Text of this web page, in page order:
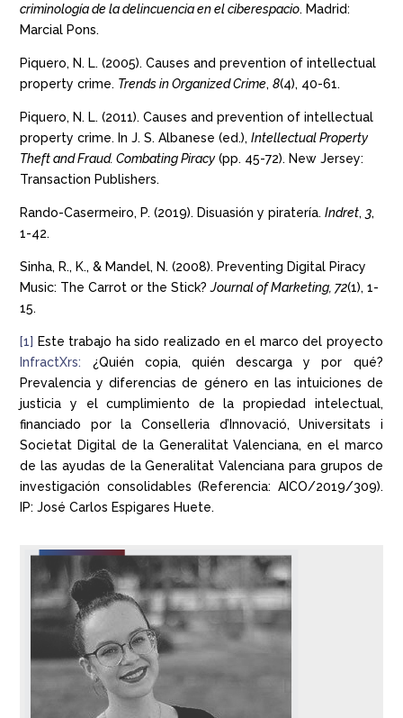
criminología de la delincuencia en el ciberespacio. Madrid:
Marcial Pons.
Piquero, N. L. (2005). Causes and prevention of intellectual
property crime. Trends in Organized Crime,8(4), 40-61.
Piquero, N. L. (2011). Causes and prevention of intellectual
property crime. In J. S. Albanese (ed.),Intellectual Property
Theft and Fraud. Combating Piracy (pp. 45-72). New Jersey:
Transaction Publishers.
Rando-Casermeiro, P. (2019). Disuasión y piratería.Indret, 3,
1-42.
Sinha, R., K., & Mandel, N. (2008). Preventing Digital Piracy
Music: The Carrot or the Stick?Journal of Marketing, 72(1), 1-
15.
[1] Este trabajo ha sido realizado en el marco del proyecto
InfractXrs: ¿Quién copia, quién descarga y por qué?
Prevalencia y diferencias de género en las intuiciones de
justicia y el cumplimiento de la propiedad intelectual,
financiado por la Conselleria d’Innovació, Universitats i
Societat Digital de la Generalitat Valenciana, en el marco
de las ayudas de la Generalitat Valenciana para grupos de
investigación consolidables (Referencia: AICO/2019/309).
IP: José Carlos Espigares Huete.